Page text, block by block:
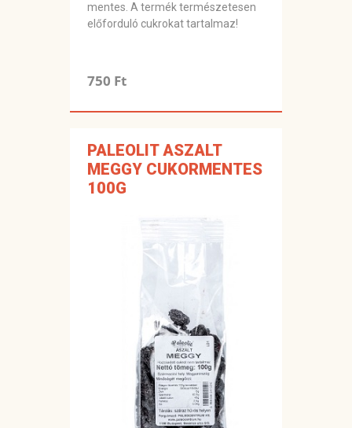
mentes. A termék természetesen
előforduló cukrokat tartalmaz!
750 Ft
PALEOLIT ASZALT
MEGGY CUKORMENTES
100G